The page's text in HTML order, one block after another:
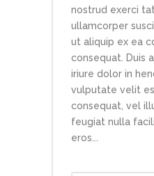
nostrud exerci
ullamcorper
ut aliquip ex ea
consequat. Duis
iriure dolor in
vulputate velit
consequat, vel
feugiat nulla
eros...